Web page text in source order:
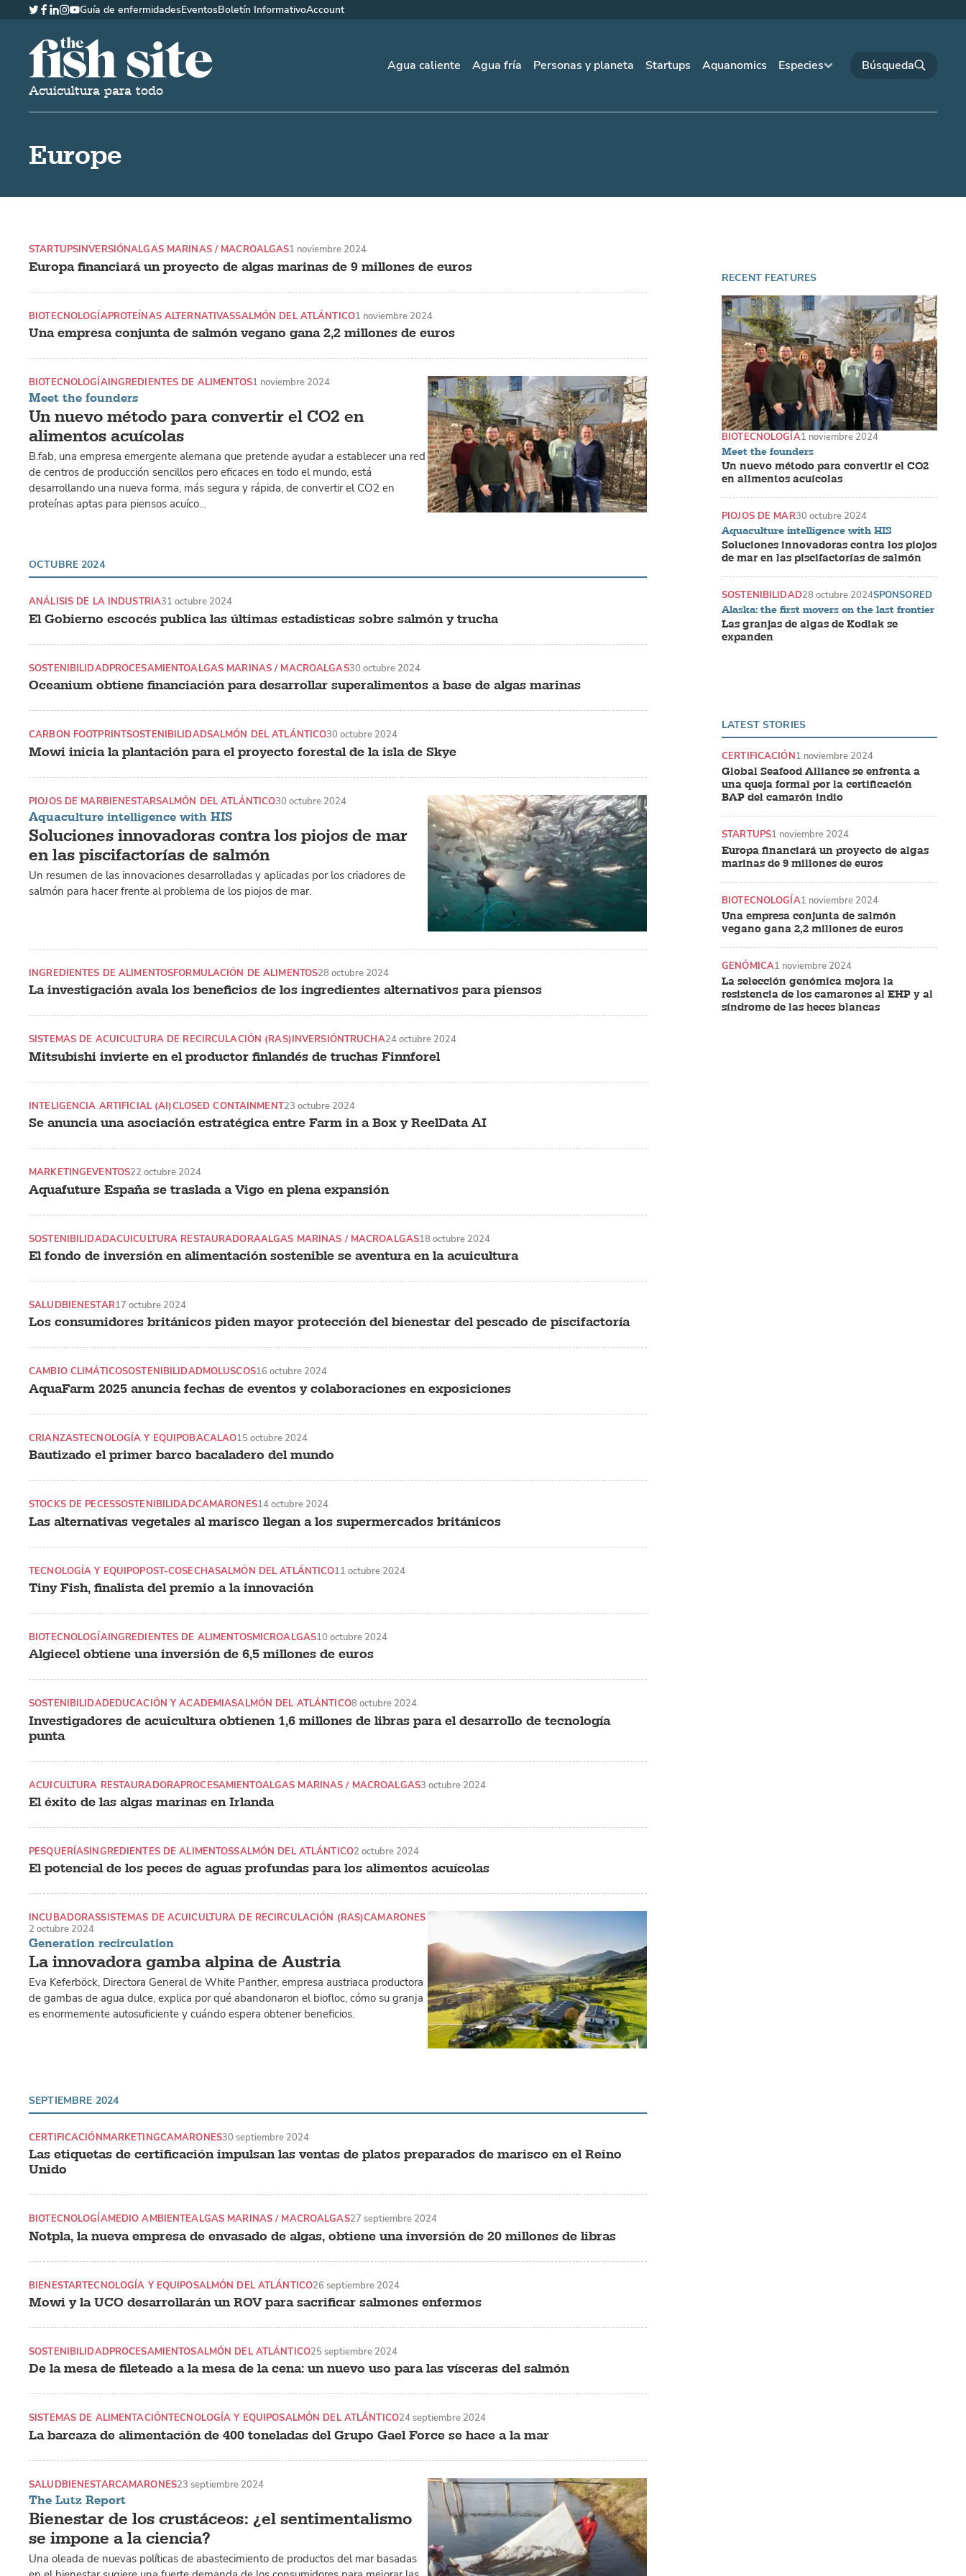
The Fish Site Española
Acuicultura para todo
Agua caliente Agua fría Personas y planeta Startups Aquanomics Especies
Twitter
Facebook
LinkedIn
Instagram
YouTube
Guía de enfermidadesEventosBoletín InformativoAccount
Europe
Europa financiará un proyecto de algas marinas de 9 millones de euros
STARTUPSINVERSIÓNALGAS MARINAS / MACROALGAS1 noviembre 2024
Una empresa conjunta de salmón vegano gana 2,2 millones de euros
BIOTECNOLOGÍAPROTEÍNAS ALTERNATIVASSALMÓN DEL ATLÁNTICO1 noviembre 2024
Meet the founders
Un nuevo método para convertir el CO2 en
alimentos acuícolas
BIOTECNOLOGÍAINGREDIENTES DE ALIMENTOS1 noviembre 2024
B.fab, una empresa emergente alemana que pretende ayudar a establecer una red
de centros de producción sencillos pero eficaces en todo el mundo, está
desarrollando una nueva forma, más segura y rápida, de convertir el CO2 en
proteínas aptas para piensos acuíco…
OCTUBRE 2024
El Gobierno escocés publica las últimas estadísticas sobre salmón y trucha
ANÁLISIS DE LA INDUSTRIA31 octubre 2024
Oceanium obtiene financiación para desarrollar superalimentos a base de algas marinas
SOSTENIBILIDADPROCESAMIENTOALGAS MARINAS / MACROALGAS30 octubre 2024
Mowi inicia la plantación para el proyecto forestal de la isla de Skye
CARBON FOOTPRINTSOSTENIBILIDADSALMÓN DEL ATLÁNTICO30 octubre 2024
Aquaculture intelligence with HIS
Soluciones innovadoras contra los piojos de mar
en las piscifactorías de salmón
PIOJOS DE MARBIENESTARSALMÓN DEL ATLÁNTICO30 octubre 2024
Un resumen de las innovaciones desarrolladas y aplicadas por los criadores de
salmón para hacer frente al problema de los piojos de mar.
La investigación avala los beneficios de los ingredientes alternativos para piensos
INGREDIENTES DE ALIMENTOSFORMULACIÓN DE ALIMENTOS28 octubre 2024
Mitsubishi invierte en el productor finlandés de truchas Finnforel
SISTEMAS DE ACUICULTURA DE RECIRCULACIÓN (RAS)INVERSIÓNTRUCHA24 octubre 2024
Se anuncia una asociación estratégica entre Farm in a Box y ReelData AI
INTELIGENCIA ARTIFICIAL (AI)CLOSED CONTAINMENT23 octubre 2024
Aquafuture España se traslada a Vigo en plena expansión
MARKETINGEVENTOS22 octubre 2024
El fondo de inversión en alimentación sostenible se aventura en la acuicultura
SOSTENIBILIDADACUICULTURA RESTAURADORAALGAS MARINAS / MACROALGAS18 octubre 2024
Los consumidores británicos piden mayor protección del bienestar del pescado de piscifactoría
SALUDBIENESTAR17 octubre 2024
AquaFarm 2025 anuncia fechas de eventos y colaboraciones en exposiciones
CAMBIO CLIMÁTICOSOSTENIBILIDADMOLUSCOS16 octubre 2024
Bautizado el primer barco bacaladero del mundo
CRIANZASTECNOLOGÍA Y EQUIPOBACALAO15 octubre 2024
Las alternativas vegetales al marisco llegan a los supermercados británicos
STOCKS DE PECESSOSTENIBILIDADCAMARONES14 octubre 2024
Tiny Fish, finalista del premio a la innovación
TECNOLOGÍA Y EQUIPOPOST-COSECHASALMÓN DEL ATLÁNTICO11 octubre 2024
Algiecel obtiene una inversión de 6,5 millones de euros
BIOTECNOLOGÍAINGREDIENTES DE ALIMENTOSMICROALGAS10 octubre 2024
Investigadores de acuicultura obtienen 1,6 millones de libras para el desarrollo de tecnología
punta
SOSTENIBILIDADEDUCACIÓN Y ACADEMIASALMÓN DEL ATLÁNTICO8 octubre 2024
El éxito de las algas marinas en Irlanda
ACUICULTURA RESTAURADORAPROCESAMIENTOALGAS MARINAS / MACROALGAS3 octubre 2024
El potencial de los peces de aguas profundas para los alimentos acuícolas
PESQUERÍASINGREDIENTES DE ALIMENTOSSALMÓN DEL ATLÁNTICO2 octubre 2024
Generation recirculation
La innovadora gamba alpina de Austria
INCUBADORASSISTEMAS DE ACUICULTURA DE RECIRCULACIÓN (RAS)CAMARONES
2 octubre 2024
Eva Keferböck, Directora General de White Panther, empresa austriaca productora
de gambas de agua dulce, explica por qué abandonaron el biofloc, cómo su granja
es enormemente autosuficiente y cuándo espera obtener beneficios.
SEPTIEMBRE 2024
Las etiquetas de certificación impulsan las ventas de platos preparados de marisco en el Reino
Unido
CERTIFICACIÓNMARKETINGCAMARONES30 septiembre 2024
Notpla, la nueva empresa de envasado de algas, obtiene una inversión de 20 millones de libras
BIOTECNOLOGÍAMEDIO AMBIENTEALGAS MARINAS / MACROALGAS27 septiembre 2024
Mowi y la UCO desarrollarán un ROV para sacrificar salmones enfermos
BIENESTARTECNOLOGÍA Y EQUIPOSALMÓN DEL ATLÁNTICO26 septiembre 2024
De la mesa de fileteado a la mesa de la cena: un nuevo uso para las vísceras del salmón
SOSTENIBILIDADPROCESAMIENTOSALMÓN DEL ATLÁNTICO25 septiembre 2024
La barcaza de alimentación de 400 toneladas del Grupo Gael Force se hace a la mar
SISTEMAS DE ALIMENTACIÓNTECNOLOGÍA Y EQUIPOSALMÓN DEL ATLÁNTICO24 septiembre 2024
The Lutz Report
Bienestar de los crustáceos: ¿el sentimentalismo
se impone a la ciencia?
SALUDBIENESTARCAMARONES23 septiembre 2024
Una oleada de nuevas políticas de abastecimiento de productos del mar basadas
RECENT FEATURES
Meet the founders
Un nuevo método para convertir el CO2
en alimentos acuícolas
BIOTECNOLOGÍA1 noviembre 2024
Aquaculture intelligence with HIS
Soluciones innovadoras contra los piojos
de mar en las piscifactorías de salmón
PIOJOS DE MAR30 octubre 2024
Alaska: the first movers on the last frontier
Las granjas de algas de Kodiak se
expanden
SOSTENIBILIDAD28 octubre 2024SPONSORED
LATEST STORIES
Global Seafood Alliance se enfrenta a
una queja formal por la certificación
BAP del camarón indio
CERTIFICACIÓN1 noviembre 2024
Europa financiará un proyecto de algas
marinas de 9 millones de euros
STARTUPS1 noviembre 2024
Una empresa conjunta de salmón
vegano gana 2,2 millones de euros
BIOTECNOLOGÍA1 noviembre 2024
La selección genómica mejora la
resistencia de los camarones al EHP y al
síndrome de las heces blancas
GENÓMICA1 noviembre 2024